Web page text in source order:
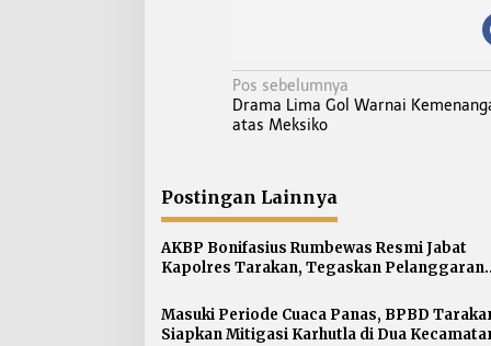
N
a
g
a
s
i
p
o
Pos sebelumnya
Drama Lima Gol Warnai
atas Meksiko
Postingan Lainnya
AKBP Bonifasius Rumbewas Resmi Jabat
Kapolres Tarakan, Tegaskan Pelanggaran
Masuki Periode Cuaca Panas, BPBD
Siapkan Mitigasi Karhutla di Dua